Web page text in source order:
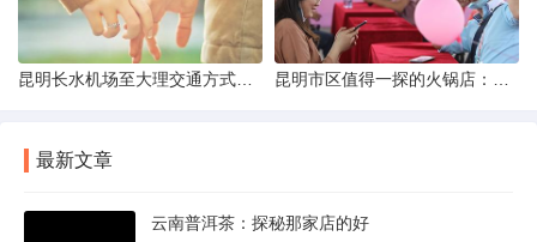
最新文章
云南普洱茶：探秘那家店的好